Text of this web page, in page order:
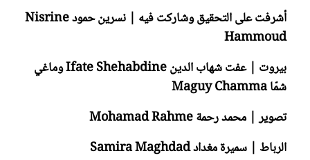
أشرفت على التحقيق وشاركت فيه | نسرين حمود Nisrine
Hammoud
بيروت | عفت شهاب الدين Ifate Shehabdine وماغي
شمّا Maguy Chamma
تصوير | محمد رحمة Mohamad Rahme
الرباط | سميرة مغداد Samira Maghdad
مجلة سيدتي